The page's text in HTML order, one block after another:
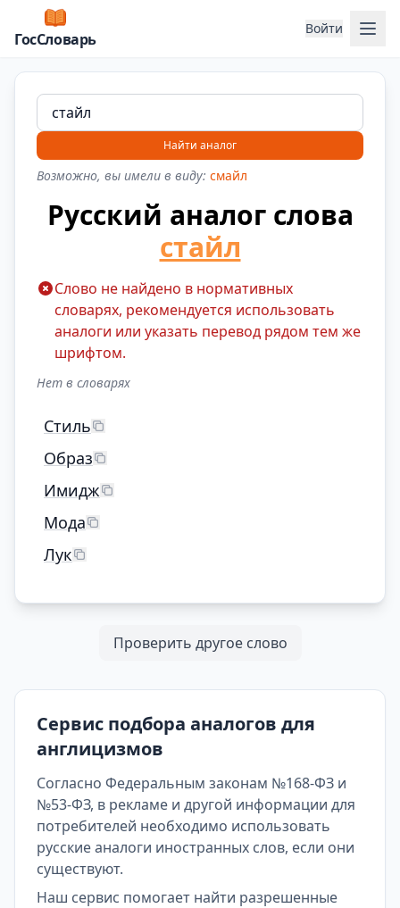
ГосСловарь
Войти
Найти аналог
Возможно, вы имели в виду: смайл
Русский аналог слова
стайл
Слово не найдено в нормативных
словарях, рекомендуется использовать
аналоги или указать перевод рядом тем же
шрифтом.
Нет в словарях
Стиль
Образ
Имидж
Мода
Лук
Проверить другое слово
Сервис подбора аналогов для
англицизмов
Согласно Федеральным законам №168-ФЗ и
№53-ФЗ, в рекламе и другой информации для
потребителей необходимо использовать
русские аналоги иностранных слов, если они
существуют.
Наш сервис помогает найти разрешенные